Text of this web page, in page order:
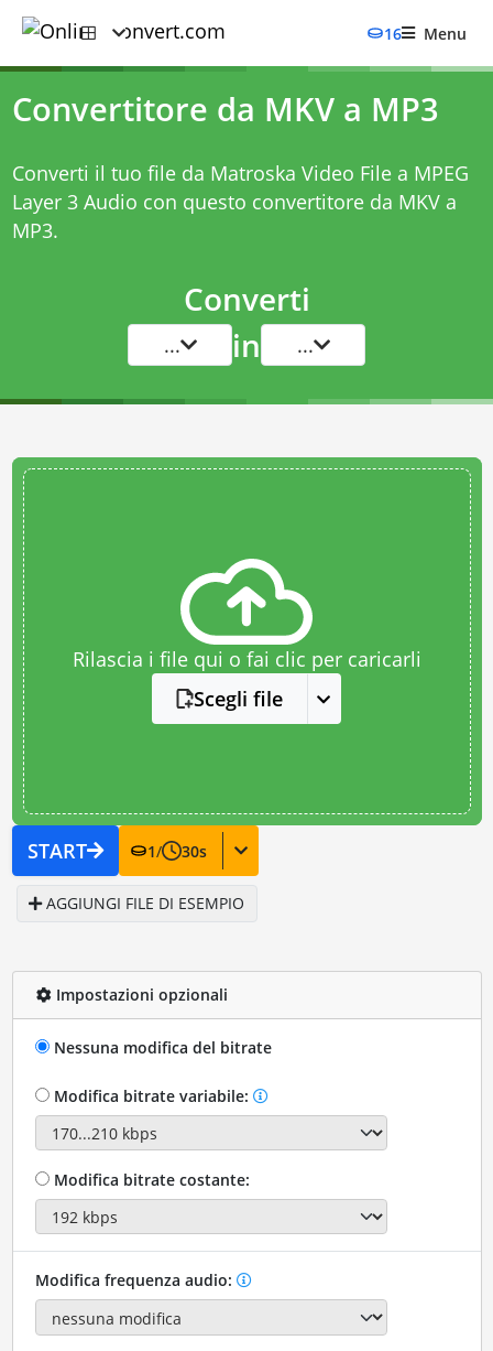
16 Menu
Convertitore da MKV a MP3
Converti il tuo file da Matroska Video File a MPEG
Layer 3 Audio con questo convertitore da MKV a
MP3.
Converti
... in ...
Rilascia i file qui o fai clic per caricarli
Scegli file
START 1/ 30s
AGGIUNGI FILE DI ESEMPIO
Impostazioni opzionali
Nessuna modifica del bitrate
Modifica bitrate variabile:
Modifica bitrate costante:
Modifica frequenza audio: